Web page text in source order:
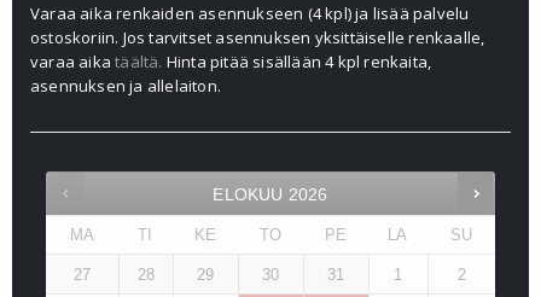
Varaa aika renkaiden asennukseen (4 kpl) ja lisää palvelu
ostoskoriin. Jos tarvitset asennuksen yksittäiselle renkaalle,
varaa aikatäältä. Hinta pitää sisällään 4 kpl renkaita,
asennuksen ja allelaiton.
ELOKUU 2026
MA TI KE TO PE LA SU
27 28 29 30 31 1 2